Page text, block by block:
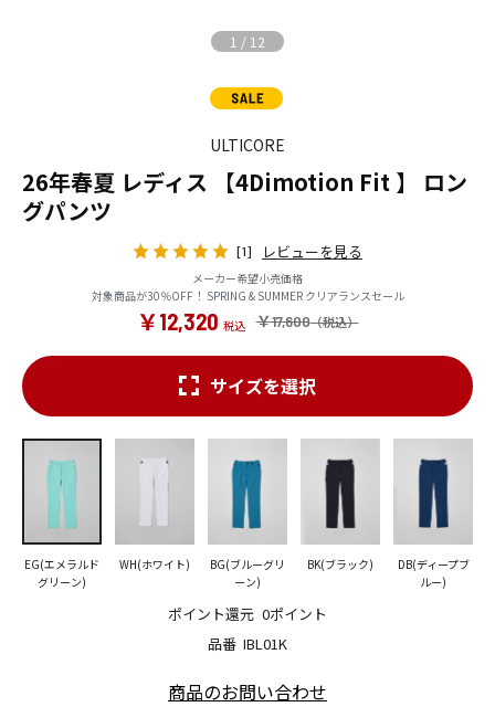
1 / 12
ULTICORE
26年春夏 レディス 【4Dimotion Fit 】 ロン
グパンツ
[1] レビューを見る
メーカー希望小売価格
対象商品が30％OFF！ SPRING & SUMMER クリアランスセール
￥17,600
￥12,320
品番 IBL01K
ポイント還元 0ポイント
サイズを選択
EG(エメラルド
グリーン)
WH(ホワイト)
BG(ブルーグリ
ーン)
BK(ブラック)
DB(ディープブ
ルー)
商品のお問い合わせ